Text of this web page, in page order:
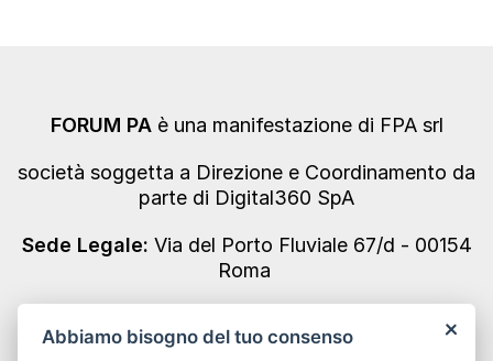
FORUM PAè una manifestazione di FPA srl
società soggetta a Direzione e Coordinamento da
parte di Digital360 SpA
Sede Legale: Via del Porto Fluviale 67/d - 00154
Roma
Codice Fiscale/Partita IVA n. 10693191008 - REA
Roma n. 1249791
Abbiamo bisogno del tuo consenso